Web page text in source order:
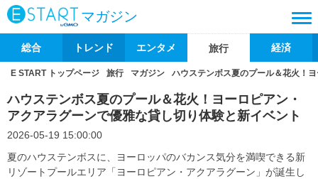
マガジン
総合 トレンド エンタメ 旅行 経済
E START トップページ 旅行 マガジン ハウステンボス夏のプール＆花火！
ハウステンボス夏のプール＆花火！ヨーロピアン・
アクアラグーンで優雅な貸し切り体験と新イベント
2026-05-19 15:00:00
夏のハウステンボスに、ヨーロッパのバカンス気分を満喫できる新
リゾートプールエリア「ヨーロピアン・アクアラグーン」が誕生し